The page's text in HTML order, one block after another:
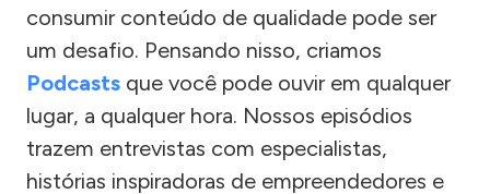
consumir conteúdo de qualidade pode ser
um desafio. Pensando nisso, criamos
Podcasts que você pode ouvir em qualquer
lugar, a qualquer hora. Nossos episódios
trazem entrevistas com especialistas,
histórias inspiradoras de empreendedores e